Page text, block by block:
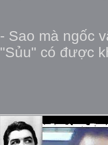
- Sao mà ngốc
"Sủu" có được